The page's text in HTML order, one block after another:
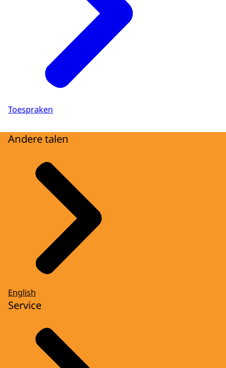
Toespraken
Andere talen
English
Service